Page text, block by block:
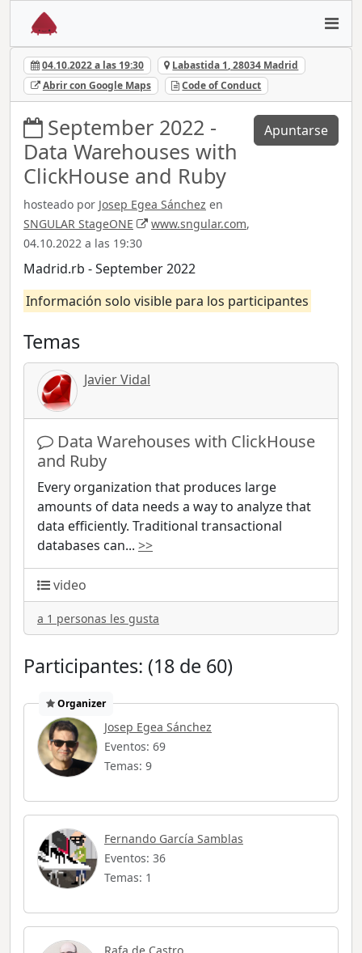
04.10.2022 a las 19:30
Labastida 1, 28034 Madrid
Abrir con Google Maps
Code of Conduct
September 2022 -
Data Warehouses with
ClickHouse and Ruby
hosteado por Josep Egea Sánchez en
SNGULAR StageONE
www.sngular.com,
04.10.2022 a las 19:30
Apuntarse
Madrid.rb - September 2022
Información solo visible para los participantes
Temas
Javier Vidal
Data Warehouses with ClickHouse
and Ruby
Every organization that produces large
amounts of data needs a way to analyze that
data efficiently. Traditional transactional
databases can... >>
video
a 1 personas les gusta
Participantes: (18 de 60)
Organizer
Josep Egea Sánchez
Eventos: 69
Temas: 9
Fernando García Samblas
Eventos: 36
Temas: 1